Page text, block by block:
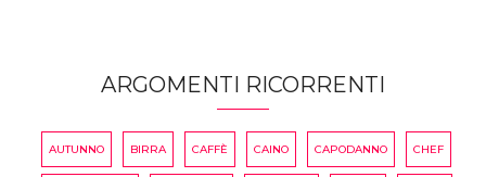
ARGOMENTI RICORRENTI
AUTUNNO BIRRA CAFFÈ CAINO CAPODANNO CHEF